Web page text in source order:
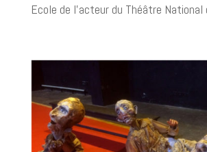
Ecole de l’acteur du Théâtre National